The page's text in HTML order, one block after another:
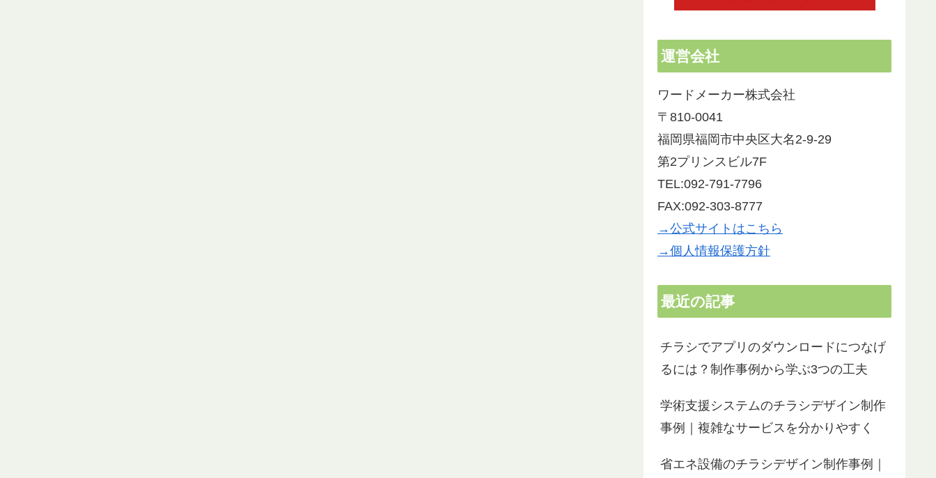
運営会社
ワードメーカー株式会社
〒810-0041
福岡県福岡市中央区大名2-9-29
第2プリンスビル7F
TEL:092-791-7796
FAX:092-303-8777
→公式サイトはこちら
→個人情報保護方針
最近の記事
チラシでアプリのダウンロードにつなげ
るには？制作事例から学ぶ3つの工夫
学術支援システムのチラシデザイン制作
事例｜複雑なサービスを分かりやすく
省エネ設備のチラシデザイン制作事例｜